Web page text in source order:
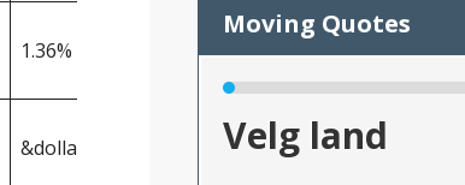
1.36%
&dollar;255 447 Velg land